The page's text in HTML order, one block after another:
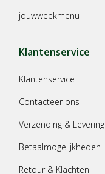
jouwweekmenu
Klantenservice
Klantenservice
Contacteer ons
Verzending & Levering
Betaalmogelijkheden
Retour & Klachten